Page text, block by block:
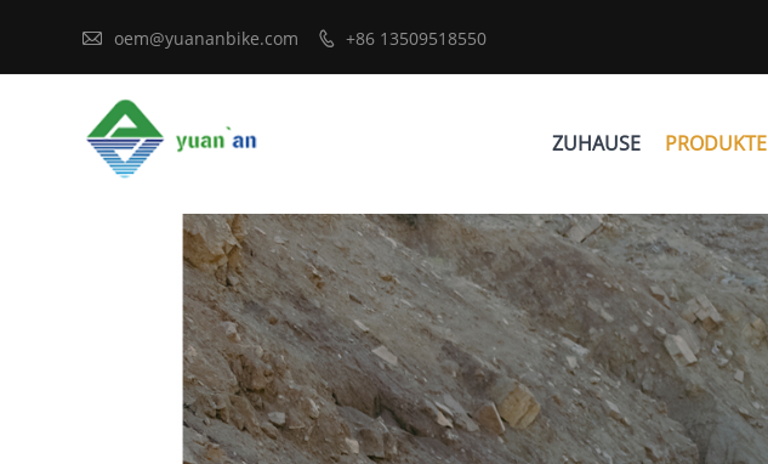
 oem@yuananbike.com  +86 13509518550
ZUHAUSE PRODUKTE